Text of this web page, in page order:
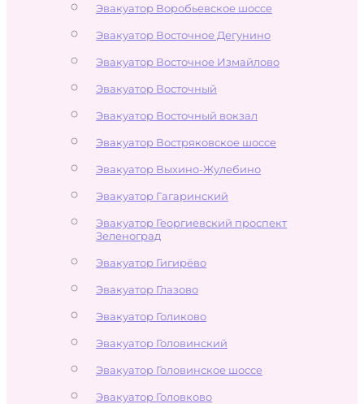
Эвакуатор Воробьевское шоссе
Эвакуатор Восточное Дегунино
Эвакуатор Восточное Измайлово
Эвакуатор Восточный
Эвакуатор Восточный вокзал
Эвакуатор Востряковское шоссе
Эвакуатор Выхино-Жулебино
Эвакуатор Гагаринский
Эвакуатор Георгиевский проспект
Зеленоград
Эвакуатор Гигирёво
Эвакуатор Глазово
Эвакуатор Голиково
Эвакуатор Головинский
Эвакуатор Головинское шоссе
Эвакуатор Головково